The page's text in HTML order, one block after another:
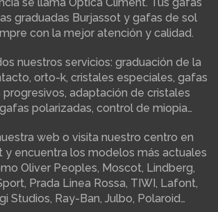
graduadas Burjassot y gafas de sol
con la mejor atención y calidad.
nuestros servicios: graduación de la
orto-k, cristales especiales, gafas
adaptación de cristales
polarizadas, control de miopia…
web o visita nuestro centro en
y encuentra los modelos más actuales
Oliver Peoples, Moscot, Lindberg,
Prada Linea Rossa, TIWI, Lafont,
Studios, Ray-Ban, Julbo, Polaroid…